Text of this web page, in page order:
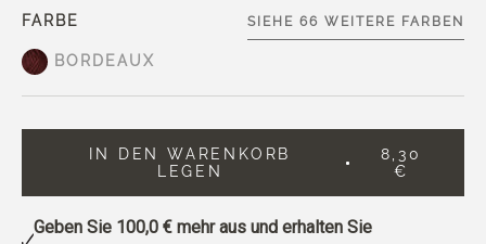
FARBE
BORDEAUX
SIEHE 66 WEITERE FARBEN
IN DEN WARENKORB
LEGEN
8,30
€
Geben Sie 100,0 €mehr aus und erhalten Sie